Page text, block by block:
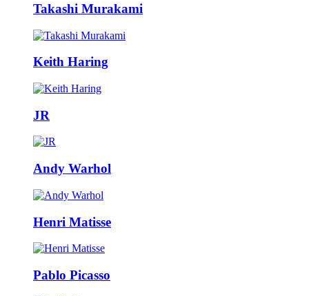
Takashi Murakami
Keith Haring
JR
Andy Warhol
Henri Matisse
Pablo Picasso